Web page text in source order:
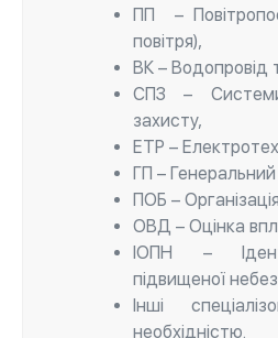
ПП –
повітря),
ВК – Водопровід
СПЗ –
захисту,
ЕТР –
ГП –
ПОБ –
ОВД – Оцінка
ІОПН –
підвищеної
Інші
необхідністю.